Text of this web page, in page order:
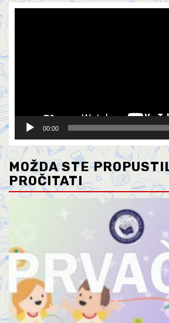
00:00
MOŽDA STE
PROČITATI